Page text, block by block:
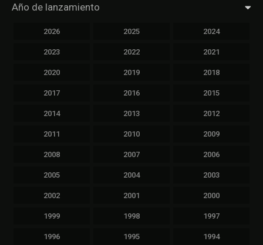
Año de lanzamiento
2026 2025 2024
2023 2022 2021
2020 2019 2018
2017 2016 2015
2014 2013 2012
2011 2010 2009
2008 2007 2006
2005 2004 2003
2002 2001 2000
1999 1998 1997
1996 1995 1994